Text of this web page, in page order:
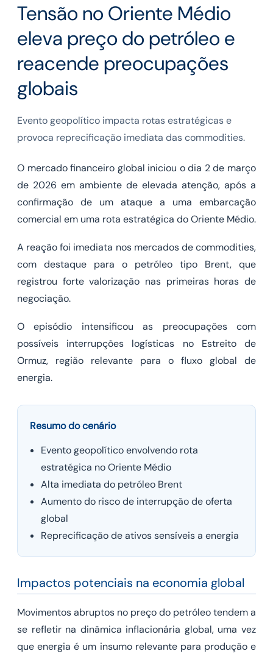
Tensão no Oriente Médio
eleva preço do petróleo e
reacende preocupações
globais
Evento geopolítico impacta rotas estratégicas e
provoca reprecificação imediata das commodities.
O mercado financeiro global iniciou o dia 2 de março
de 2026 em ambiente de elevada atenção, após a
confirmação de um ataque a uma embarcação
comercial em uma rota estratégica do Oriente Médio.
A reação foi imediata nos mercados de commodities,
com destaque para o petróleo tipo Brent, que
registrou forte valorização nas primeiras horas de
negociação.
O episódio intensificou as preocupações com
possíveis interrupções logísticas no Estreito de
Ormuz, região relevante para o fluxo global de
energia.
Resumo do cenário
Evento geopolítico envolvendo rota
estratégica no Oriente Médio
Alta imediata do petróleo Brent
Aumento do risco de interrupção de oferta
global
Reprecificação de ativos sensíveis a energia
Impactos potenciais na economia global
Movimentos abruptos no preço do petróleo tendem a
se refletir na dinâmica inflacionária global, uma vez
que energia é um insumo relevante para produção e